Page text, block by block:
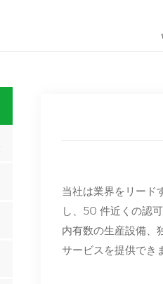
当社は業界をリード
し、50 件近くの認
内有数の生産設備、
サービスを提供でき